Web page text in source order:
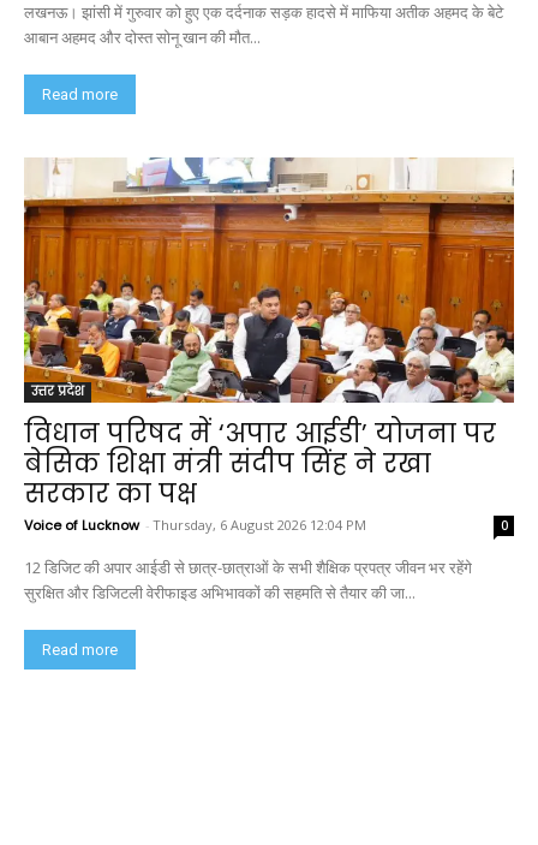
लखनऊ। झांसी में गुरुवार को हुए एक दर्दनाक सड़क हादसे में माफिया अतीक अहमद के बेटे
आबान अहमद और दोस्त सोनू खान की मौत...
Read more
उत्तर प्रदेश
विधान परिषद में ‘अपार आईडी’ योजना पर
बेसिक शिक्षा मंत्री संदीप सिंह ने रखा
सरकार का पक्ष
Voice of Lucknow - Thursday, 6 August 2026 12:04 PM 0
12 डिजिट की अपार आईडी से छात्र-छात्राओं के सभी शैक्षिक प्रपत्र जीवन भर रहेंगे
सुरक्षित और डिजिटली वेरीफाइड अभिभावकों की सहमति से तैयार की जा...
Read more